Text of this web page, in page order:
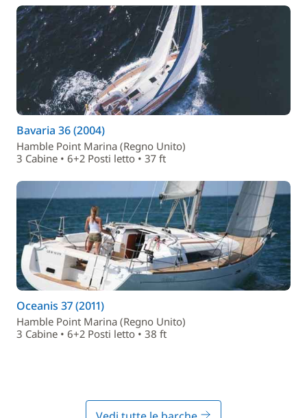
Bavaria 36 (2004)
Hamble Point Marina (Regno Unito)
3 Cabine • 6+2 Posti letto • 37 ft
Oceanis 37 (2011)
Hamble Point Marina (Regno Unito)
3 Cabine • 6+2 Posti letto • 38 ft